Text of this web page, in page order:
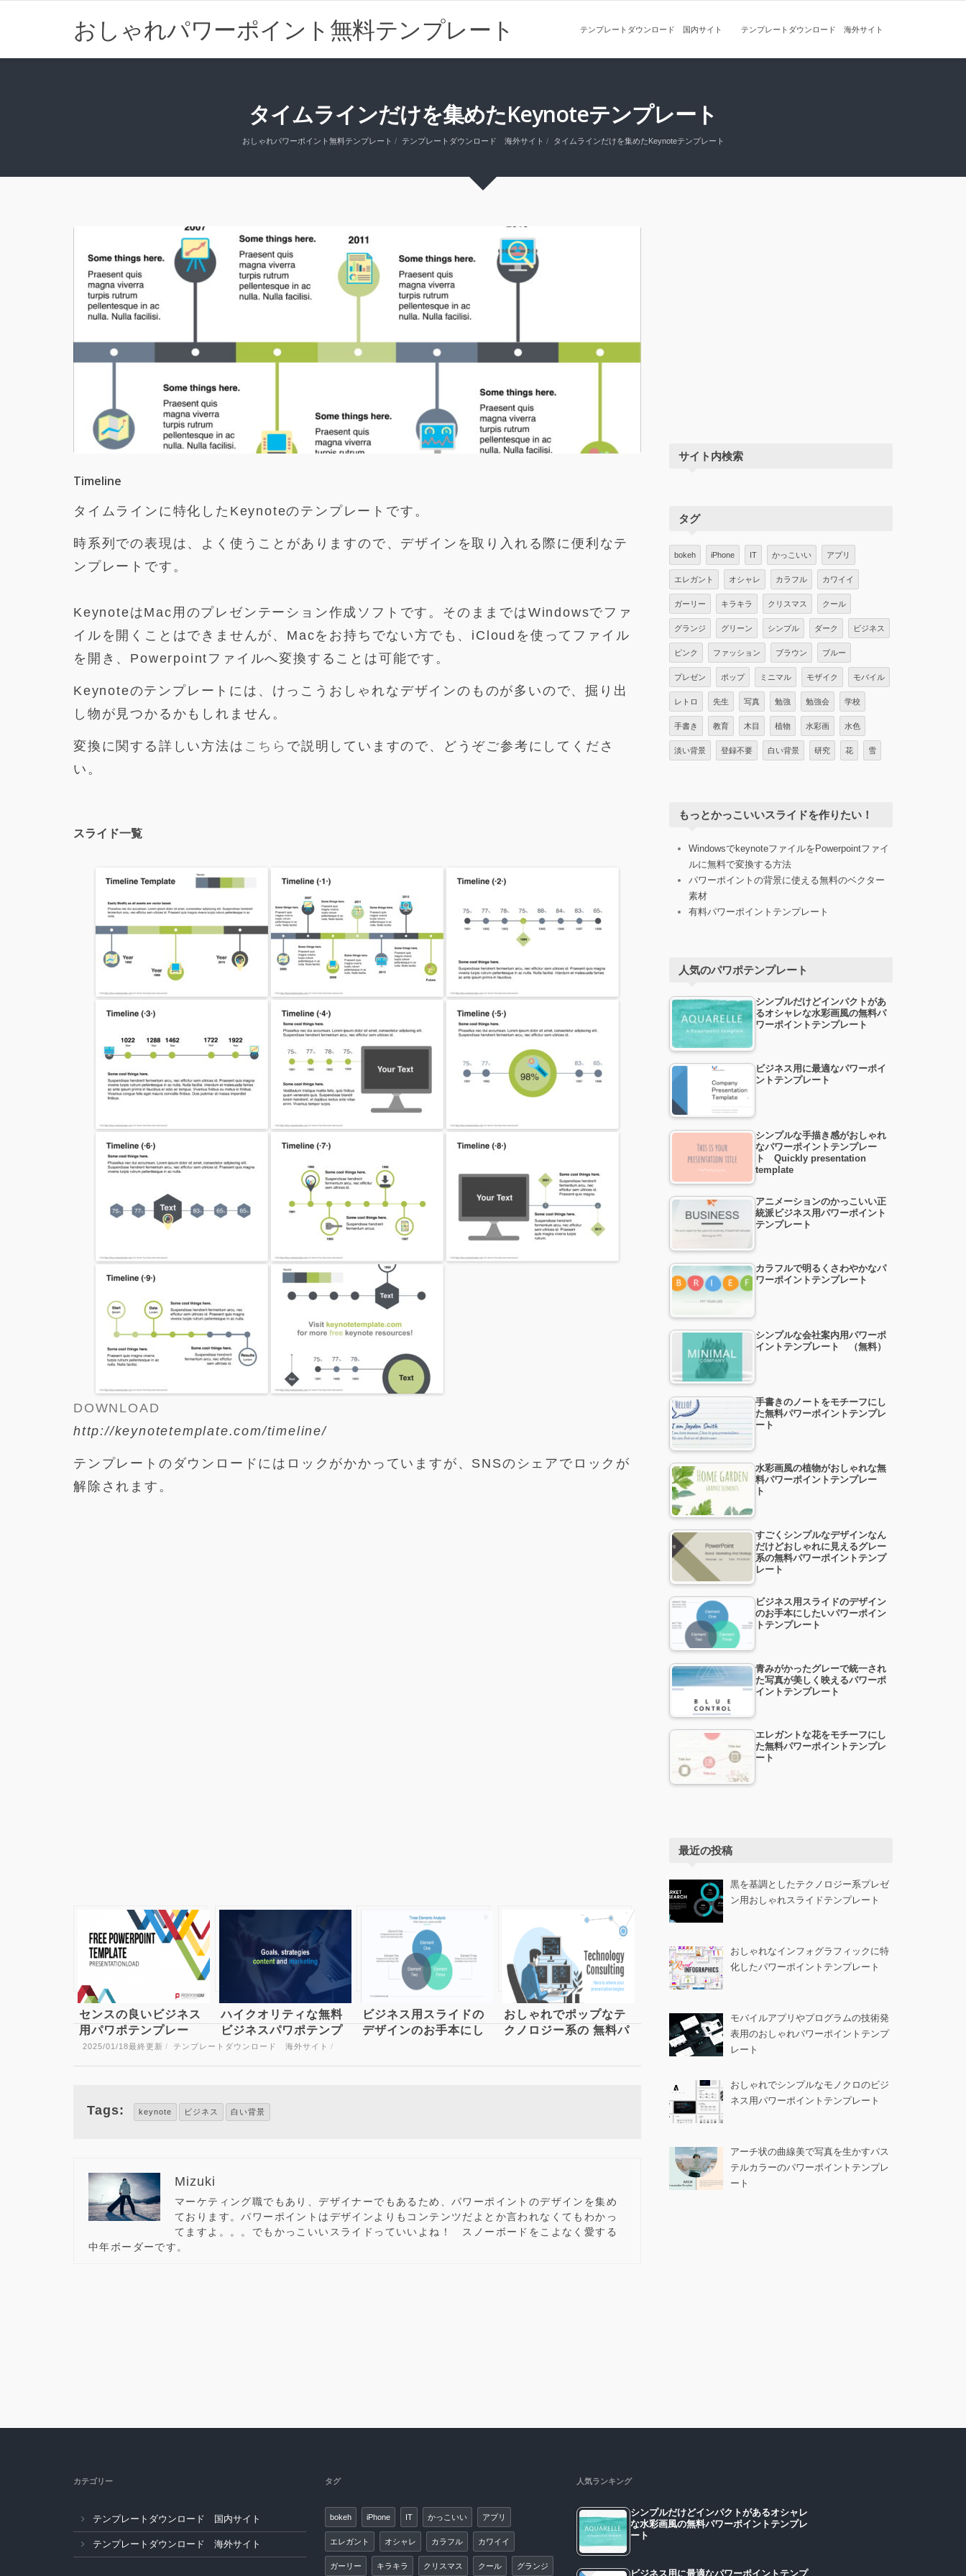
おしゃれパワーポイント無料テンプレート テンプレートダウンロード 国内サイト テンプレートダウンロード 海外サイト
タイムラインだけを集めたKeynoteテンプレート
おしゃれパワーポイント無料テンプレート テンプレートダウンロード 海外サイト タイムラインだけを集めたKeynoteテンプレート
Timeline
タイムラインに特化したKeynoteのテンプレートです。
時系列での表現は、よく使うことがありますので、デザインを取り入れる際に便利なテ
ンプレートです。
KeynoteはMac用のプレゼンテーション作成ソフトです。そのままではWindowsでファ
イルを開くことはできませんが、Macをお持ちでない方でも、iCloudを使ってファイル
を開き、Powerpointファイルへ変換することは可能です。
Keynoteのテンプレートには、けっこうおしゃれなデザインのものが多いので、掘り出
し物が見つかるかもしれません。
変換に関する詳しい方法は こちら で説明していますので、どうぞご参考にしてくださ
い。
スライド一覧
DOWNLOAD
http://keynotetemplate.com/timeline/
テンプレートのダウンロードにはロックがかかっていますが、SNSのシェアでロックが
解除されます。
センスの良いビジネス
用パワポテンプレー
ト Free PowerPoint
ハイクオリティな無料
ビジネスパワポテンプ
レート Free
ビジネス用スライドの
デザインのお手本にし
おしゃれでポップなテ
クノロジー系の 無料パ
2025/01/18最終更新 / テンプレートダウンロード 海外サイト /
Tags: keynote ビジネス 白い背景
Mizuki
マーケティング職でもあり、デザイナーでもあるため、パワーポイントのデザインを集め
ております。パワーポイントはデザインよりもコンテンツだよとか言われなくてもわかっ
てますよ。。。でもかっこいいスライドっていいよね！ スノーボードをこよなく愛する
中年ボーダーです。
サイト内検索
タグ
bokeh iPhone IT かっこいい アプリ
エレガント オシャレ カラフル カワイイ
ガーリー キラキラ クリスマス クール
グランジ グリーン シンプル ダーク ビジネス
ピンク ファッション ブラウン ブルー
プレゼン ポップ ミニマル モザイク モバイル
レトロ 先生 写真 勉強 勉強会 学校
手書き 教育 木目 植物 水彩画 水色
淡い背景 登録不要 白い背景 研究 花 雪
もっとかっこいいスライドを作りたい！
WindowsでkeynoteファイルをPowerpointファイ
ルに無料で変換する方法
パワーポイントの背景に使える無料のベクター
素材
有料パワーポイントテンプレート
人気のパワポテンプレート
シンプルだけどインパクトがあ
るオシャレな水彩画風の無料パ
ワーポイントテンプレート
ビジネス用に最適なパワーポイ
ントテンプレート
シンプルな手描き感がおしゃれ
なパワーポイントテンプレー
ト Quickly presentation
template
アニメーションのかっこいい正
統派ビジネス用パワーポイント
テンプレート
カラフルで明るくさわやかなパ
ワーポイントテンプレート
シンプルな会社案内用パワーポ
イントテンプレート （無料）
手書きのノートをモチーフにし
た無料パワーポイントテンプレ
ート
水彩画風の植物がおしゃれな無
料パワーポイントテンプレー
ト
すごくシンプルなデザインなん
だけどおしゃれに見えるグレー
系の無料パワーポイントテンプ
レート
ビジネス用スライドのデザイン
のお手本にしたいパワーポイン
トテンプレート
青みがかったグレーで統一され
た写真が美しく映えるパワーポ
イントテンプレート
エレガントな花をモチーフにし
た無料パワーポイントテンプレ
ート
最近の投稿
黒を基調としたテクノロジー系プレゼ
ン用おしゃれスライドテンプレート
おしゃれなインフォグラフィックに特
化したパワーポイントテンプレート
モバイルアプリやプログラムの技術発
表用のおしゃれパワーポイントテンプ
レート
おしゃれでシンプルなモノクロのビジ
ネス用パワーポイントテンプレート
アーチ状の曲線美で写真を生かすパス
テルカラーのパワーポイントテンプレ
ート
カテゴリー
テンプレートダウンロード 国内サイト
テンプレートダウンロード 海外サイト
タグ
bokeh iPhone IT かっこいい アプリ
エレガント オシャレ カラフル カワイイ
ガーリー キラキラ クリスマス クール グランジ
人気ランキング
シンプルだけどインパクトがあるオシャレ
な水彩画風の無料パワーポイントテンプレ
ート
ビジネス用に最適なパワーポイントテンプ